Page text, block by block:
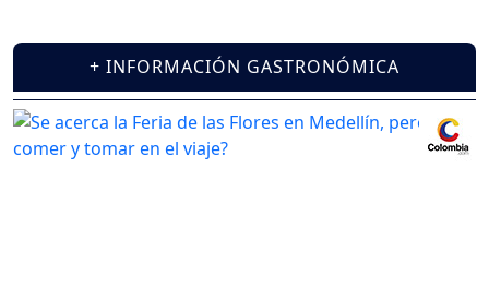
+ INFORMACIÓN GASTRONÓMICA